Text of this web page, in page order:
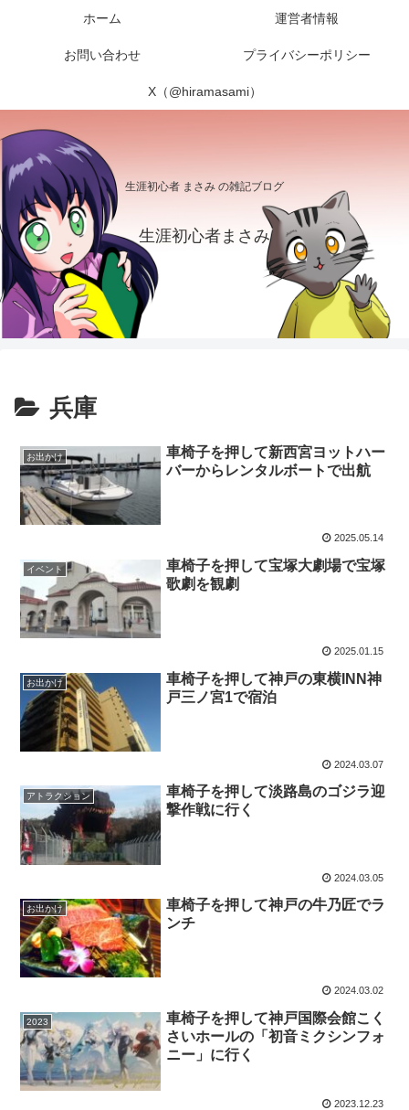
生涯初心者 まさみ の雑記ブログ
生涯初心者まさみ
ホーム 運営者情報
お問い合わせ プライバシーポリシー
X（@hiramasami）
兵庫
お出かけ
車椅子を押して新西宮ヨットハー
バーからレンタルボートで出航
2025.05.14
イベント
車椅子を押して宝塚大劇場で宝塚
歌劇を観劇
2025.01.15
お出かけ
車椅子を押して神戸の東横INN神
戸三ノ宮1で宿泊
2024.03.07
アトラクション
車椅子を押して淡路島のゴジラ迎
撃作戦に行く
2024.03.05
お出かけ
車椅子を押して神戸の牛乃匠でラ
ンチ
2024.03.02
2023
車椅子を押して神戸国際会館こく
さいホールの「初音ミクシンフォ
ニー」に行く
2023.12.23